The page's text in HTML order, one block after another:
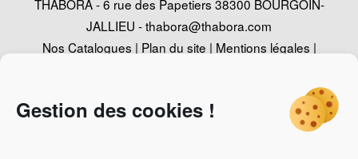
Gestion des cookies !
THABORA - 6 rue des Papetiers 38300 BOURGOIN-
JALLIEU -thabora@thabora.com
Nos Catalogues | Plan du site | Mentions légales |